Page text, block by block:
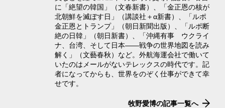
に「絶望の韓国」（文春新書）、「金正恩の核が
北朝鮮を滅ぼす日」（講談社＋α新書）、「ルポ
金正恩とトランプ」（朝日新聞出版）、「ルポ断
絶の日韓」（朝日新書）、「沖縄有事 ウクライ
ナ、台湾、そして日本――戦争の世界地図を読み
解く」（文藝春秋）など。外航海運会社で働いて
いたのはメールがないテレックスの時代です。記
者になってからも、世界をのぞく仕事ができて幸
せです。
牧野愛博の記事一覧へ